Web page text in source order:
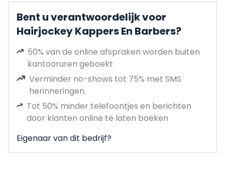
Bent u verantwoordelijk voor
Hairjockey Kappers En Barbers?
50% van de online afspraken worden buiten
kantooruren geboekt
Verminder no-shows tot 75% met SMS
herinneringen.
Tot 50% minder telefoontjes en berichten
door klanten online te laten boeken
Eigenaar van dit bedrijf?